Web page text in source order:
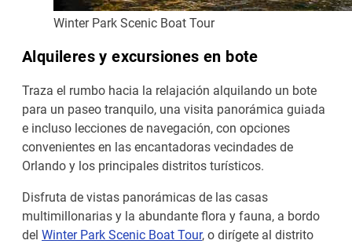
Winter Park Scenic Boat Tour
Alquileres y excursiones en bote
Traza el rumbo hacia la relajación alquilando un bote
para un paseo tranquilo, una visita panorámica guiada
e incluso lecciones de navegación, con opciones
convenientes en las encantadoras vecindades de
Orlando y los principales distritos turísticos.
Disfruta de vistas panorámicas de las casas
multimillonarias y la abundante flora y fauna, a bordo
del Winter Park Scenic Boat Tour, o dirígete al distrito